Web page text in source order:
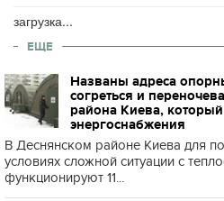
загрузка...
ЕЩЕ
Названы адреса
согреться и
района Киева, который
энергоснабжения
В Деснянском районе Киева для
условиях сложной ситуации с
функционируют 11...